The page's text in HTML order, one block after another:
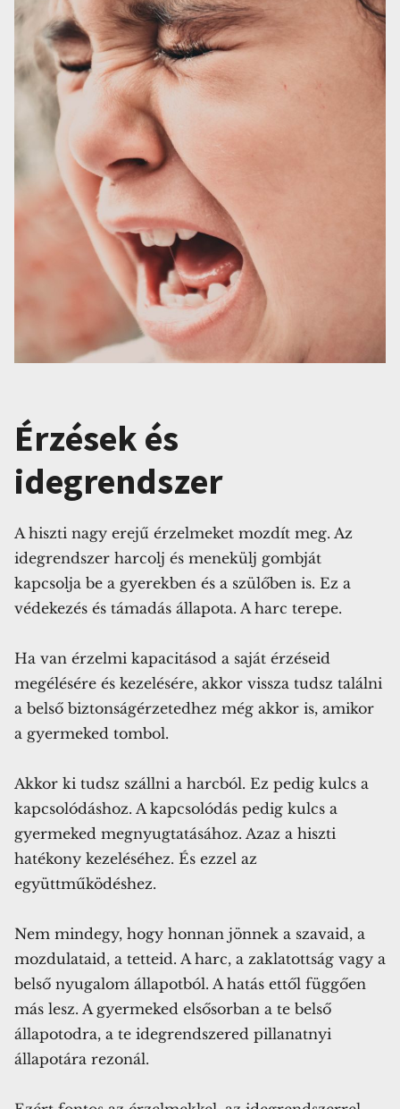
Érzések és
idegrendszer
A hiszti nagy erejű érzelmeket mozdít meg. Az
idegrendszer harcolj és menekülj gombját
kapcsolja be a gyerekben és a szülőben is. Ez a
védekezés és támadás állapota. A harc terepe.
Ha van érzelmi kapacitásod a saját érzéseid
megélésére és kezelésére, akkor vissza tudsz találni
a belső biztonságérzetedhez még akkor is, amikor
a gyermeked tombol.
Akkor ki tudsz szállni a harcból. Ez pedig kulcs a
kapcsolódáshoz. A kapcsolódás pedig kulcs a
gyermeked megnyugtatásához. Azaz a hiszti
hatékony kezeléséhez. És ezzel az
együttműködéshez.
Nem mindegy, hogy honnan jönnek a szavaid, a
mozdulataid, a tetteid. A harc, a zaklatottság vagy a
belső nyugalom állapotból. A hatás ettől függően
más lesz. A gyermeked elsősorban a te belső
állapotodra, a te idegrendszered pillanatnyi
állapotára rezonál.